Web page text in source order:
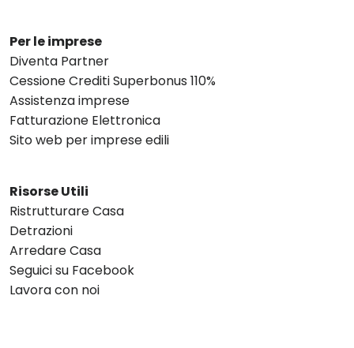
Per le imprese
Diventa Partner
Cessione Crediti Superbonus 110%
Assistenza imprese
Fatturazione Elettronica
Sito web per imprese edili
Risorse Utili
Ristrutturare Casa
Detrazioni
Arredare Casa
Seguici su Facebook
Lavora con noi